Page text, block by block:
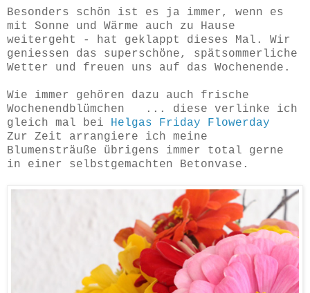
Besonders schön ist es ja immer, wenn es
mit Sonne und Wärme auch zu Hause
weitergeht - hat geklappt dieses Mal. Wir
geniessen das superschöne, spätsommerliche
Wetter und freuen uns auf das Wochenende.
Wie immer gehören dazu auch frische
Wochenendblümchen ... diese verlinke ich
gleich mal bei
Helgas Friday Flowerday
Zur Zeit arrangiere ich meine
Blumensträuße übrigens immer total gerne
in einer selbstgemachten Betonvase.